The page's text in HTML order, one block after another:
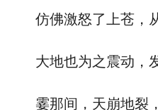
仿佛激怒了上苍，从
大地也为之震动，发
霎那间，天崩地裂，